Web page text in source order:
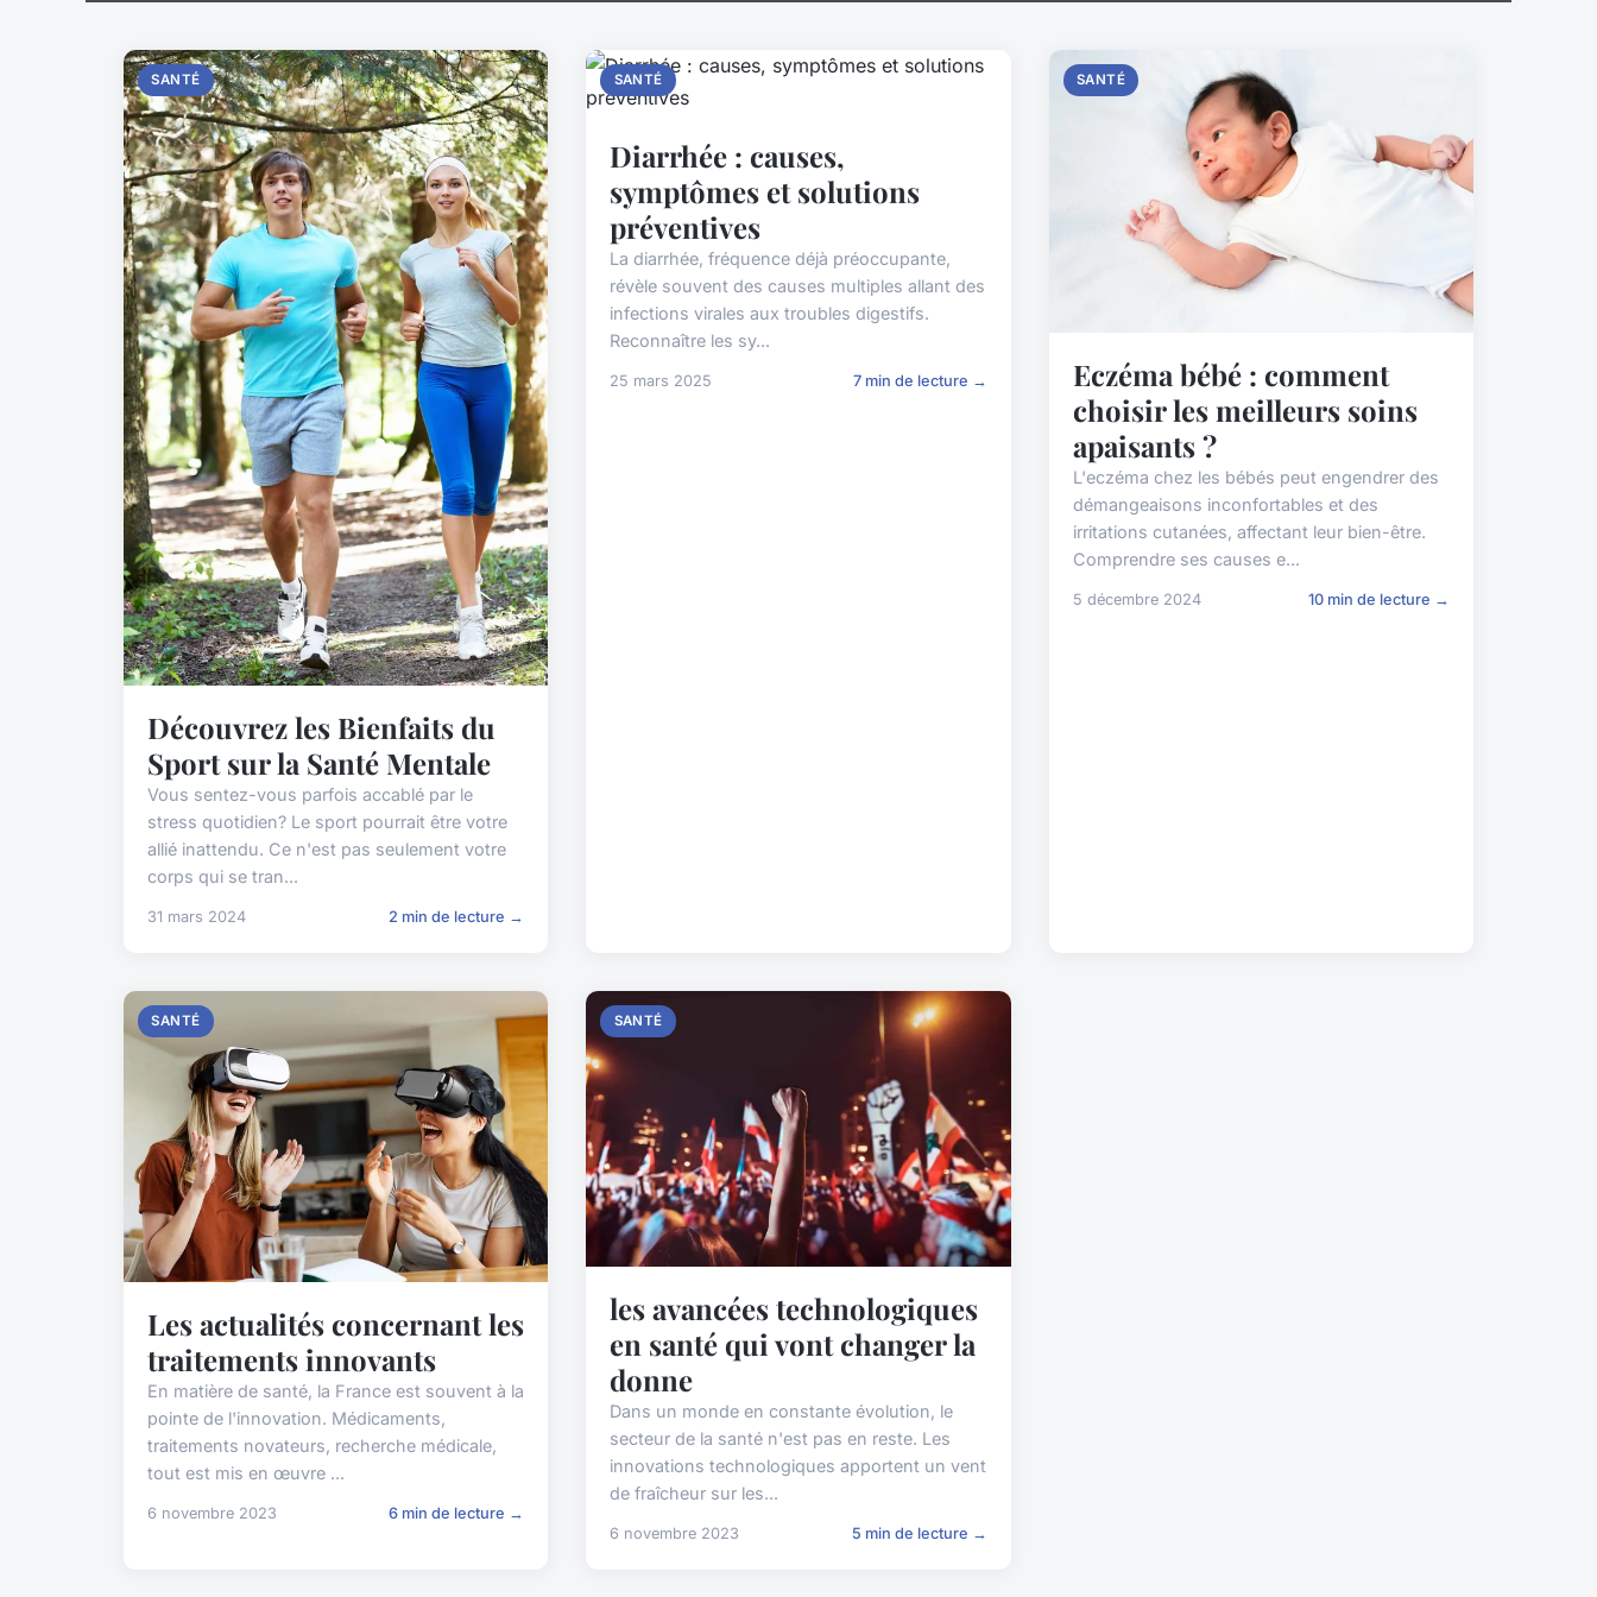
SANTÉ
Découvrez les Bienfaits du
Sport sur la Santé Mentale
Vous sentez-vous parfois accablé par le
stress quotidien? Le sport pourrait être votre
allié inattendu. Ce n'est pas seulement votre
corps qui se tran...
31 mars 2024 2 min de lecture →
SANTÉ
Diarrhée : causes,
symptômes et solutions
préventives
La diarrhée, fréquence déjà préoccupante,
révèle souvent des causes multiples allant des
infections virales aux troubles digestifs.
Reconnaître les sy...
25 mars 2025 7 min de lecture →
SANTÉ
Eczéma bébé : comment
choisir les meilleurs soins
apaisants ?
L'eczéma chez les bébés peut engendrer des
démangeaisons inconfortables et des
irritations cutanées, affectant leur bien-être.
Comprendre ses causes e...
5 décembre 2024 10 min de lecture →
SANTÉ
Les actualités concernant les
traitements innovants
En matière de santé, la France est souvent à la
pointe de l'innovation. Médicaments,
traitements novateurs, recherche médicale,
tout est mis en œuvre ...
6 novembre 2023 6 min de lecture →
SANTÉ
les avancées technologiques
en santé qui vont changer la
donne
Dans un monde en constante évolution, le
secteur de la santé n'est pas en reste. Les
innovations technologiques apportent un vent
de fraîcheur sur les...
6 novembre 2023 5 min de lecture →